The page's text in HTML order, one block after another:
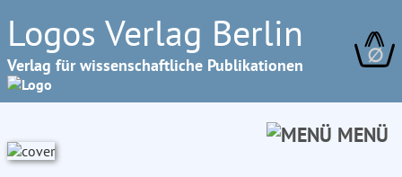
Logos Verlag Berlin
Verlag für wissenschaftliche Publikationen ∅
MENÜ